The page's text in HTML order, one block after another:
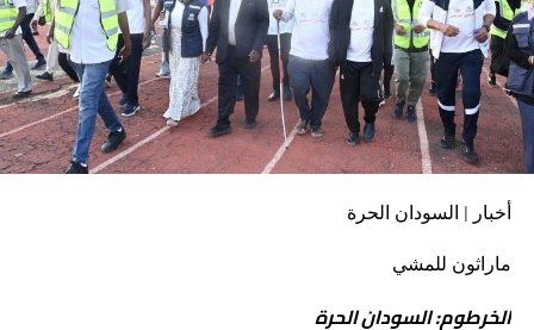
مروي، خاصةً وأنّ الاسبيرات الخاصة بتصليح هذه الأعطال قد
وصلت إلى البلاد وكل الفرق الفنية جاهزة لتقديم الخدمة
المطلوبة.
أخبار | السودان الحرة
ماراثون للمشي
الخرطوم: السودان الحرة